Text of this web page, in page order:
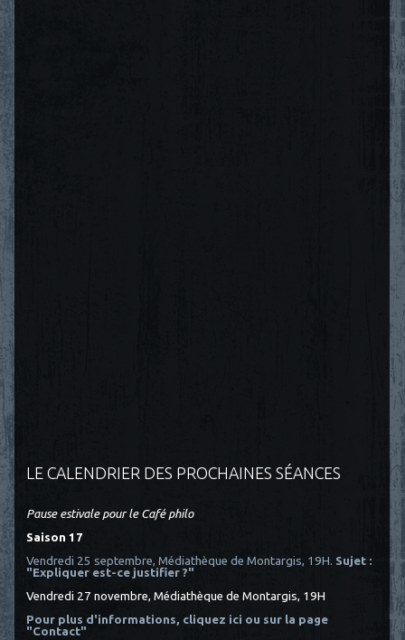
LE CALENDRIER DES PROCHAINES SÉANCES
Pause estivale pour le Café philo
Saison 17
Vendredi 25 septembre, Médiathèque de Montargis, 19H. Sujet :
"Expliquer est-ce justifier ?"
Vendredi 27 novembre, Médiathèque de Montargis, 19H
Pour plus d'informations, cliquez ici ou sur la page
"Contact"